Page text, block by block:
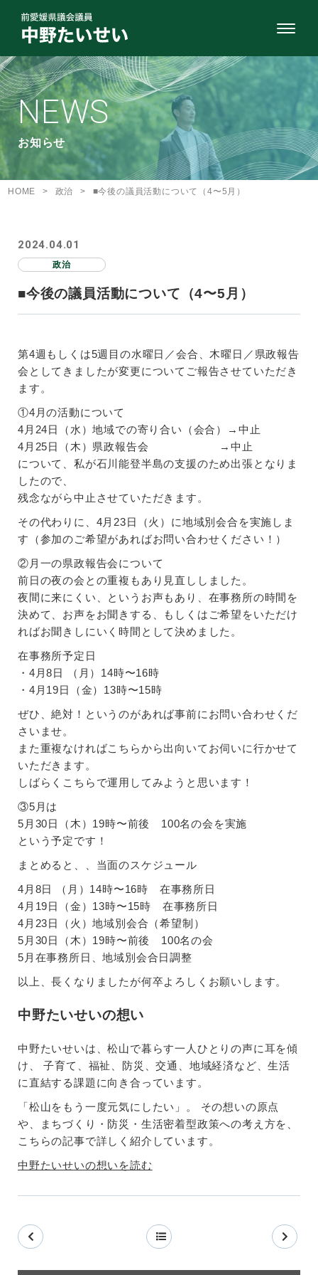
NEWS
お知らせ
HOME > 政治 > ■今後の議員活動について（4〜5月）
2024.04.01
政治
■今後の議員活動について（4〜5月）
第4週もしくは5週目の水曜日／会合、木曜日／県政報告
会としてきましたが変更についてご報告させていただき
ます。
①4月の活動について
4月24日（水）地域での寄り合い（会合）→中止
4月25日（木）県政報告会 →中止
について、私が石川能登半島の支援のため出張となりま
したので、
残念ながら中止させていただきます。
その代わりに、4月23日（火）に地域別会合を実施しま
す（参加のご希望があればお問い合わせください！）
②月一の県政報告会について
前日の夜の会との重複もあり見直ししました。
夜間に来にくい、というお声もあり、在事務所の時間を
決めて、お声をお聞きする、もしくはご希望をいただけ
ればお聞きしにいく時間として決めました。
在事務所予定日
・4月8日 （月）14時〜16時
・4月19日（金）13時〜15時
ぜひ、絶対！というのがあれば事前にお問い合わせくだ
さいませ。
また重複なければこちらから出向いてお伺いに行かせて
いただきます。
しばらくこちらで運用してみようと思います！
③5月は
5月30日（木）19時〜前後 100名の会を実施
という予定です！
まとめると、、当面のスケジュール
4月8日 （月）14時〜16時 在事務所日
4月19日（金）13時〜15時 在事務所日
4月23日（火）地域別会合（希望制）
5月30日（木）19時〜前後 100名の会
5月在事務所日、地域別会合日調整
以上、長くなりましたが何卒よろしくお願いします。
中野たいせいの想い
中野たいせいは、松山で暮らす一人ひとりの声に耳を傾
け、 子育て、福祉、防災、交通、地域経済など、生活
に直結する課題に向き合っています。
「松山をもう一度元気にしたい」。 その想いの原点
や、まちづくり・防災・生活密着型政策への考え方を、
こちらの記事で詳しく紹介しています。
中野たいせいの想いを読む